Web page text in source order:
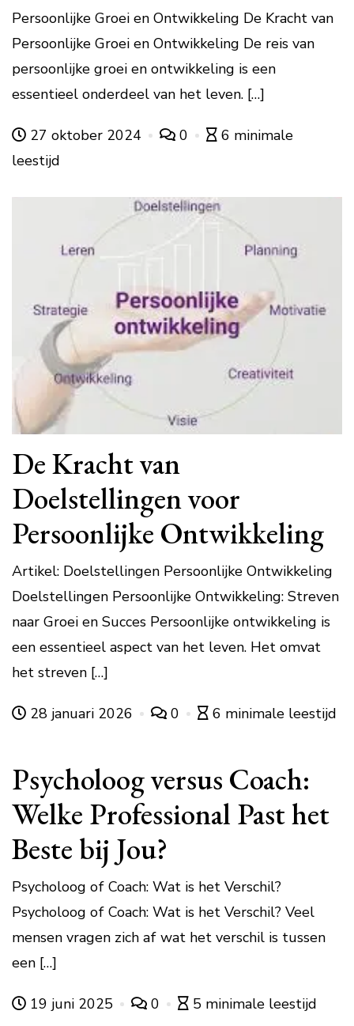
Persoonlijke Groei en Ontwikkeling De Kracht van
Persoonlijke Groei en Ontwikkeling De reis van
persoonlijke groei en ontwikkeling is een
essentieel onderdeel van het leven. […]
27 oktober 2024 0
6 minimale
leestijd
De Kracht van
Doelstellingen voor
Persoonlijke Ontwikkeling
Artikel: Doelstellingen Persoonlijke Ontwikkeling
Doelstellingen Persoonlijke Ontwikkeling: Streven
naar Groei en Succes Persoonlijke ontwikkeling is
een essentieel aspect van het leven. Het omvat
het streven […]
28 januari 2026 0 6 minimale leestijd
Psycholoog versus Coach:
Welke Professional Past het
Beste bij Jou?
Psycholoog of Coach: Wat is het Verschil?
Psycholoog of Coach: Wat is het Verschil? Veel
mensen vragen zich af wat het verschil is tussen
een […]
19 juni 2025 0 5 minimale leestijd